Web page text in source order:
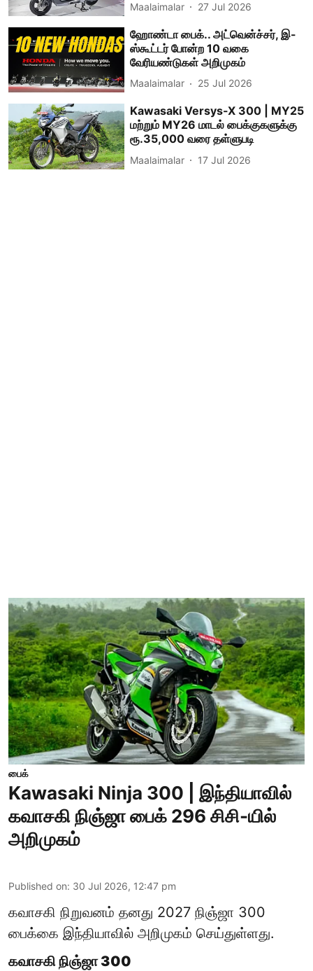
Maalaimalar 27 Jul 2026
ஹோண்டா பைக்.. அட்வென்ச்சர், இ-
ஸ்கூட்டர் போன்ற 10 வகை
வேரியண்டுகள் அறிமுகம்
Maalaimalar 25 Jul 2026
Kawasaki Versys-X 300 | MY25
மற்றும் MY26 மாடல் பைக்குகளுக்கு
ரூ.35,000 வரை தள்ளுபடி
Maalaimalar 17 Jul 2026
பைக்
Kawasaki Ninja 300 | இந்தியாவில்
கவாசகி நிஞ்ஜா பைக் 296 சிசி-யில்
அறிமுகம்
Published on: 30 Jul 2026, 12:47 pm
கவாசகி நிறுவனம் தனது 2027 நிஞ்ஜா 300
பைக்கை இந்தியாவில் அறிமுகம் செய்துள்ளது.
கவாசகி நிஞ்ஜா 300